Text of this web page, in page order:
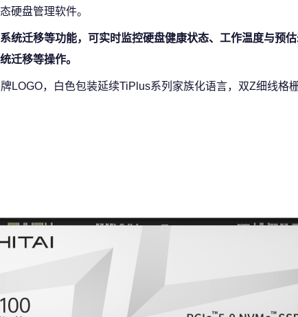
硬盘管理软件。
统迁移等功能，可实时监控硬盘健康状态、工作温度与预
迁移等操作。
LOGO，白色包装延续TiPlus系列家族化语言，双Z细线格